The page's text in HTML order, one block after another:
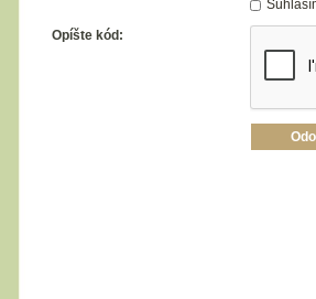
Opíšte kód: